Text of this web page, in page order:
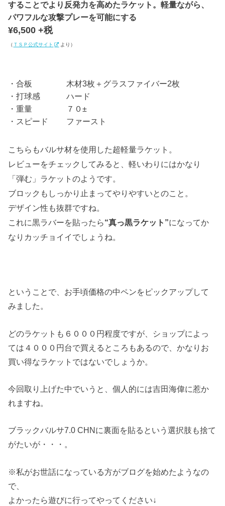
することでより反発力を高めたラケット。軽量ながら、
パワフルな攻撃プレーを可能にする
¥6,500 +税
（ ＴＳＰ公式サイト より）
・合板 木材3枚＋グラスファイバー2枚
・打球感 ハード
・重量 ７０±
・スピード ファースト
こちらもバルサ材を使用した超軽量ラケット。
レビューをチェックしてみると、軽いわりにはかなり
「弾む」ラケットのようです。
ブロックもしっかり止まってやりやすいとのこと。
デザイン性も抜群ですね。
これに黒ラバーを貼ったら“真っ黒ラケット”になってか
なりカッチョイイでしょうね。
ということで、お手頃価格の中ペンをピックアップして
みました。
どのラケットも６０００円程度ですが、ショップによっ
ては４０００円台で買えるところもあるので、かなりお
買い得なラケットではないでしょうか。
今回取り上げた中でいうと、個人的には吉田海偉に惹か
れますね。
ブラックバルサ7.0 CHNに裏面を貼るという選択肢も捨て
がたいが・・・。
※私がお世話になっている方がブログを始めたようなの
で、
よかったら遊びに行ってやってください↓